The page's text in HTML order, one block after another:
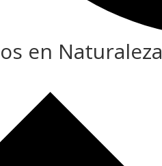
en Naturaleza